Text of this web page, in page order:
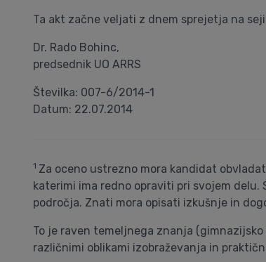
Ta akt začne veljati z dnem sprejetja na seji
Dr. Rado Bohinc,
predsednik UO ARRS
Številka: 007-6/2014-1
Datum: 22.07.2014
1 Za oceno ustrezno mora kandidat
katerimi ima redno opraviti pri svojem
področja. Znati mora opisati izkušnje in
To je raven temeljnega znanja
različnimi oblikami izobraževanja in